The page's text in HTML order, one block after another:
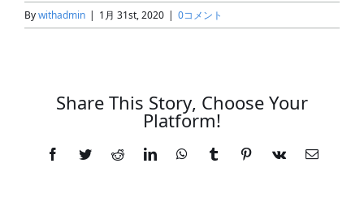
Bywithadmin | 1月 31st, 2020 | 0コメント
Share This Story, Choose Your
Platform!
FacebookTwitterRedditLinkedInWhatsAppTumblrPinterest
Vk
電